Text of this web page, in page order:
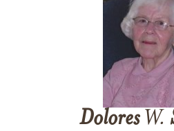
DoloresW.